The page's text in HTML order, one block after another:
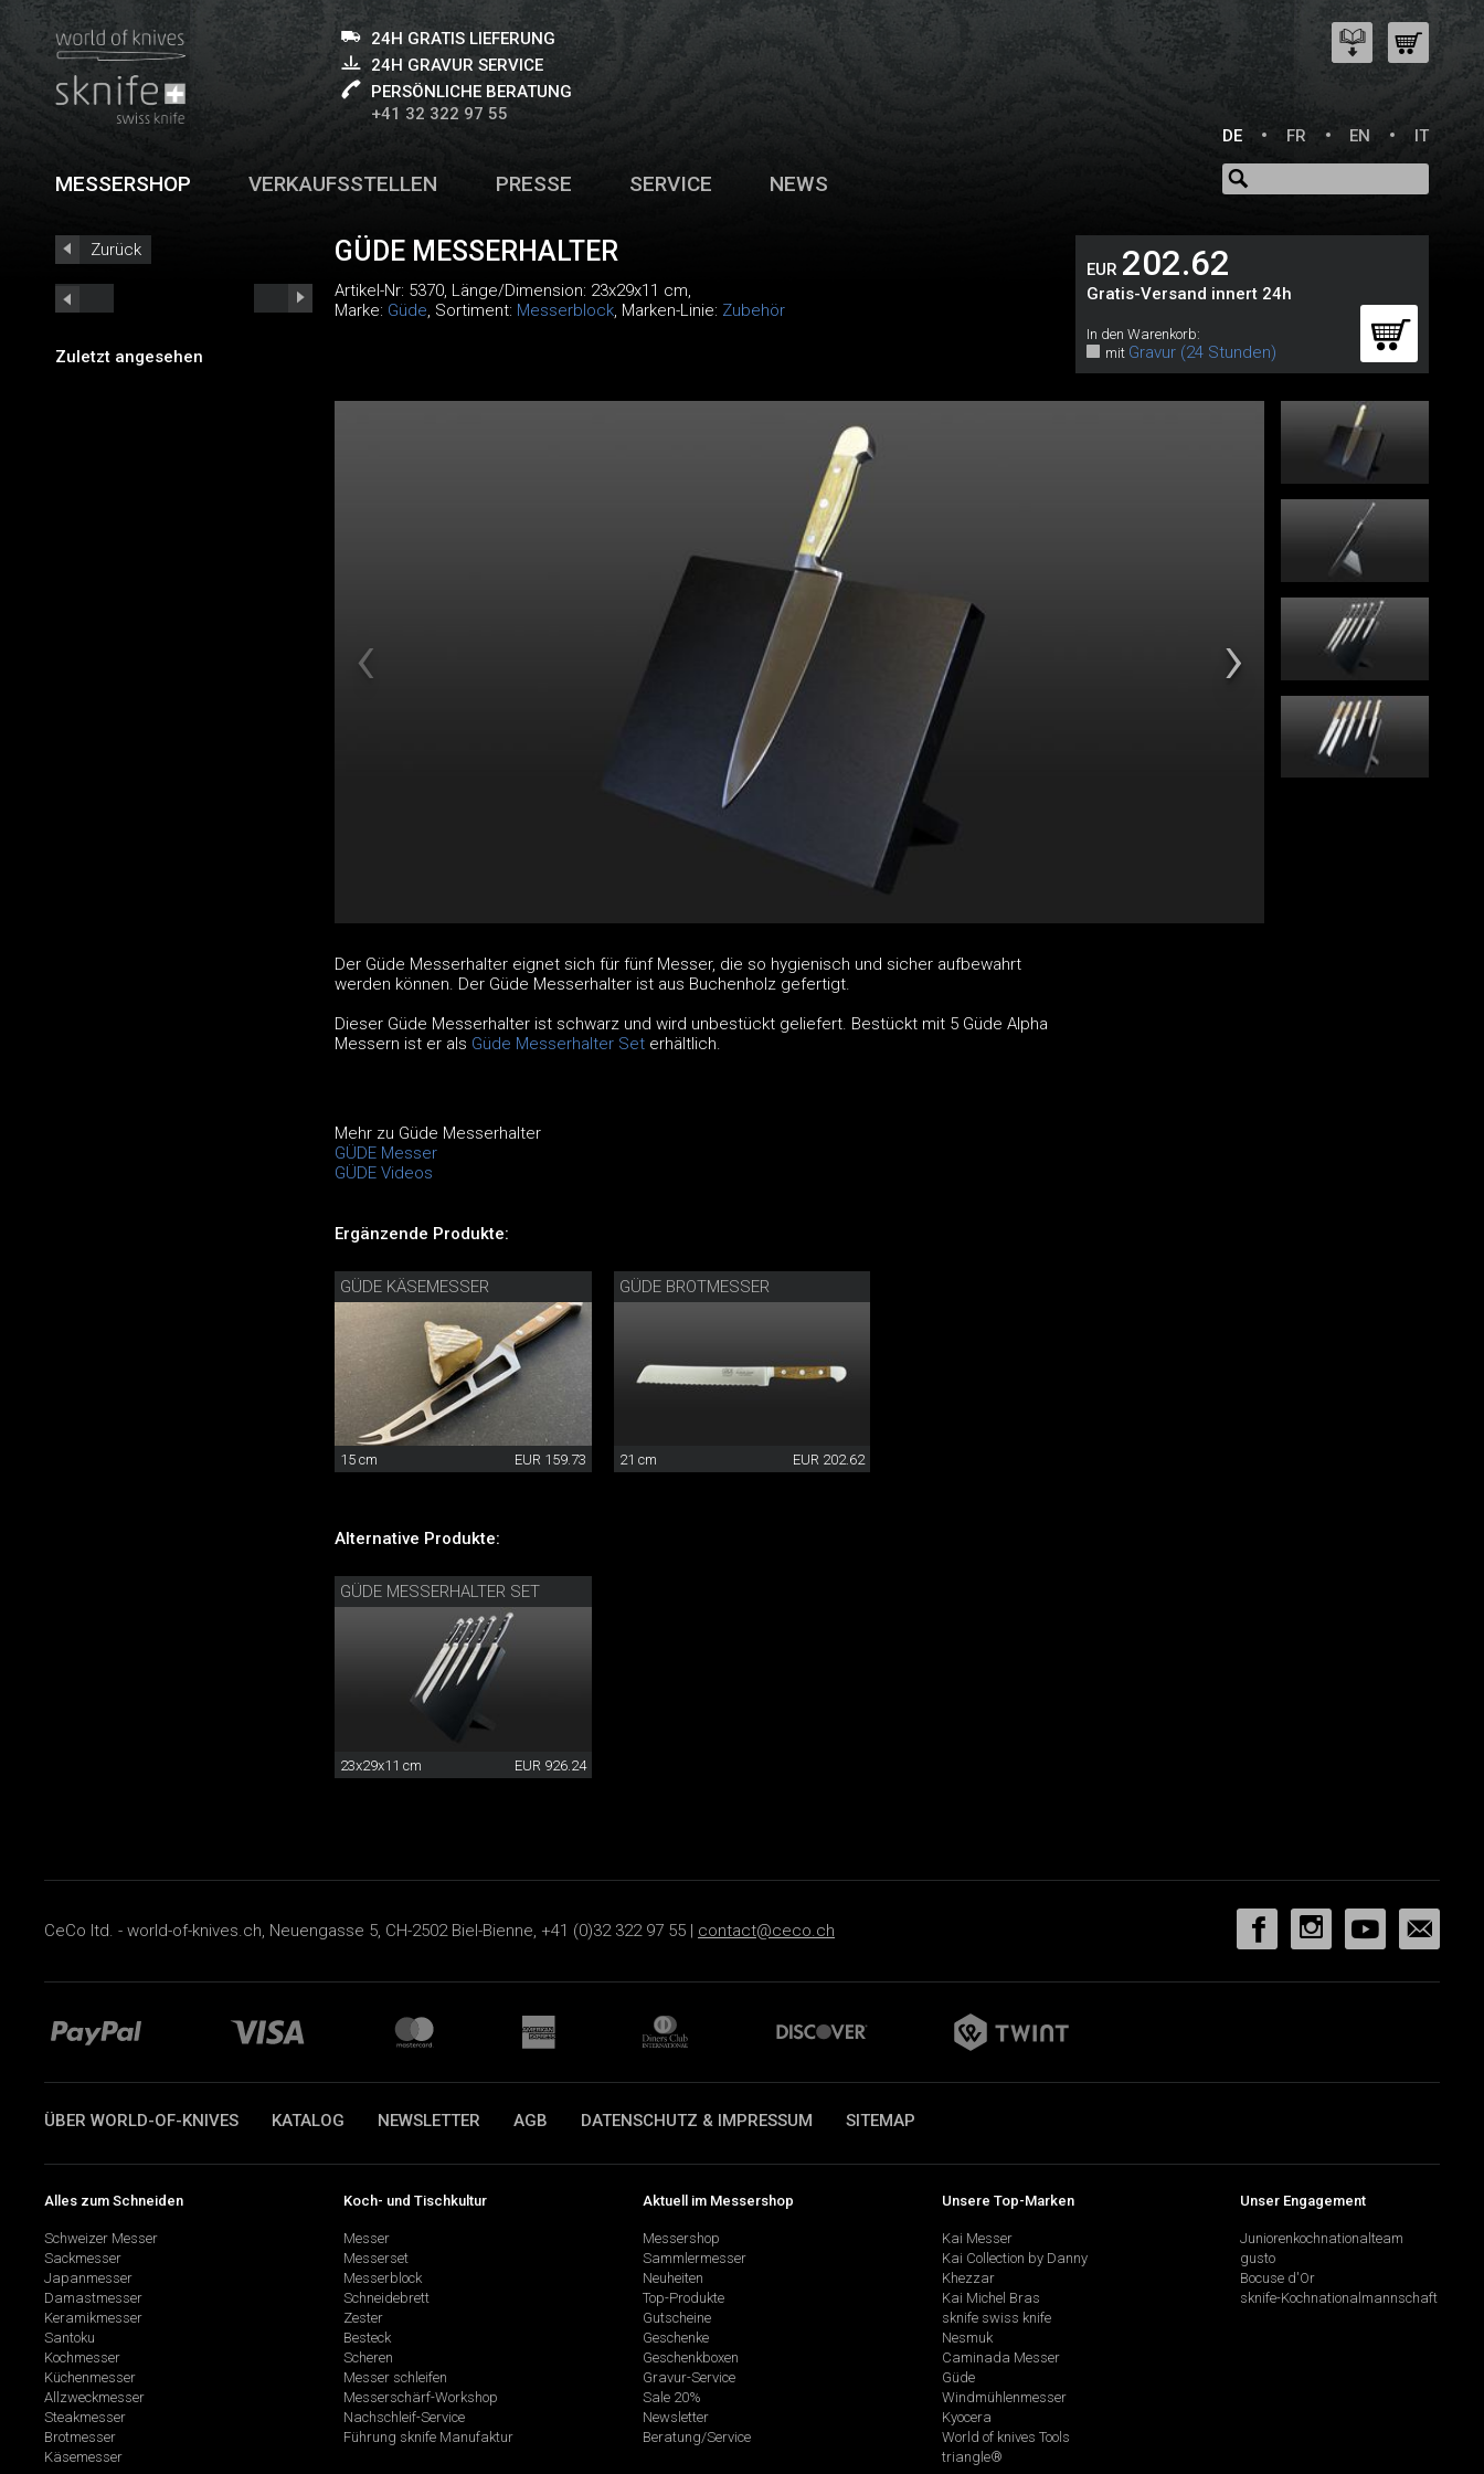
24H GRATIS LIEFERUNG
24H GRAVUR SERVICE
PERSÖNLICHE BERATUNG
+41 32 322 97 55
DE
FR EN IT
MESSERSHOP VERKAUFSSTELLEN PRESSE SERVICE NEWS
Zurück
Zuletzt angesehen
GÜDE MESSERHALTER
Artikel-Nr: 5370, Länge/Dimension: 23x29x11 cm,
Marke: Güde, Sortiment: Messerblock, Marken-Linie: Zubehör
EUR 202.62
Gratis-Versand innert 24h
In den Warenkorb:
mit Gravur (24 Stunden)
Der Güde Messerhalter eignet sich für fünf Messer, die so hygienisch und sicher aufbewahrt
werden können. Der Güde Messerhalter ist aus Buchenholz gefertigt.
Dieser Güde Messerhalter ist schwarz und wird unbestückt geliefert. Bestückt mit 5 Güde Alpha
Messern ist er als Güde Messerhalter Seterhältlich.
Mehr zu Güde Messerhalter
GÜDE Messer
GÜDE Videos
Ergänzende Produkte:
GÜDE KÄSEMESSER
15 cm EUR 159.73
GÜDE BROTMESSER
21 cm EUR 202.62
Alternative Produkte:
GÜDE MESSERHALTER SET
23x29x11 cm EUR 926.24
CeCo ltd. - world-of-knives.ch, Neuengasse 5, CH-2502 Biel-Bienne, +41 (0)32 322 97 55 | contact@ceco.ch
ÜBER WORLD-OF-KNIVES KATALOG NEWSLETTER AGB DATENSCHUTZ & IMPRESSUM SITEMAP
Alles zum Schneiden
Schweizer Messer
Sackmesser
Japanmesser
Damastmesser
Keramikmesser
Santoku
Kochmesser
Küchenmesser
Allzweckmesser
Steakmesser
Brotmesser
Käsemesser
Koch- und Tischkultur
Messer
Messerset
Messerblock
Schneidebrett
Zester
Besteck
Scheren
Messer schleifen
Messerschärf-Workshop
Nachschleif-Service
Führung sknife Manufaktur
Aktuell im Messershop
Messershop
Sammlermesser
Neuheiten
Top-Produkte
Gutscheine
Geschenke
Geschenkboxen
Gravur-Service
Sale 20%
Newsletter
Beratung/Service
Unsere Top-Marken
Kai Messer
Kai Collection by Danny
Khezzar
Kai Michel Bras
sknife swiss knife
Nesmuk
Caminada Messer
Güde
Windmühlenmesser
Kyocera
World of knives Tools
triangle®
Unser Engagement
Juniorenkochnationalteam
gusto
Bocuse d'Or
sknife-Kochnationalmannschaft